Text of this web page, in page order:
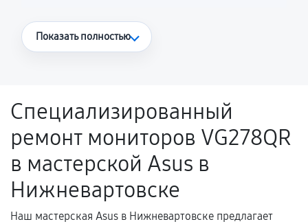
Что считается гарантийным случаем
Поломка установленной детали при
нормальной эксплуатации в течение
гарантийного срока.
Несоответствие комплектующей заявленным
техническим характеристикам.
Показать полностью
Специализированный
ремонт мониторов VG278QR
в мастерской Asus в
Нижневартовске
Наш мастерская Asus в Нижневартовске предлагает